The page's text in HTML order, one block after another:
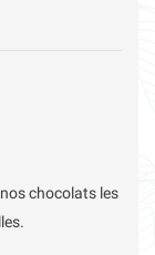
chocolats les